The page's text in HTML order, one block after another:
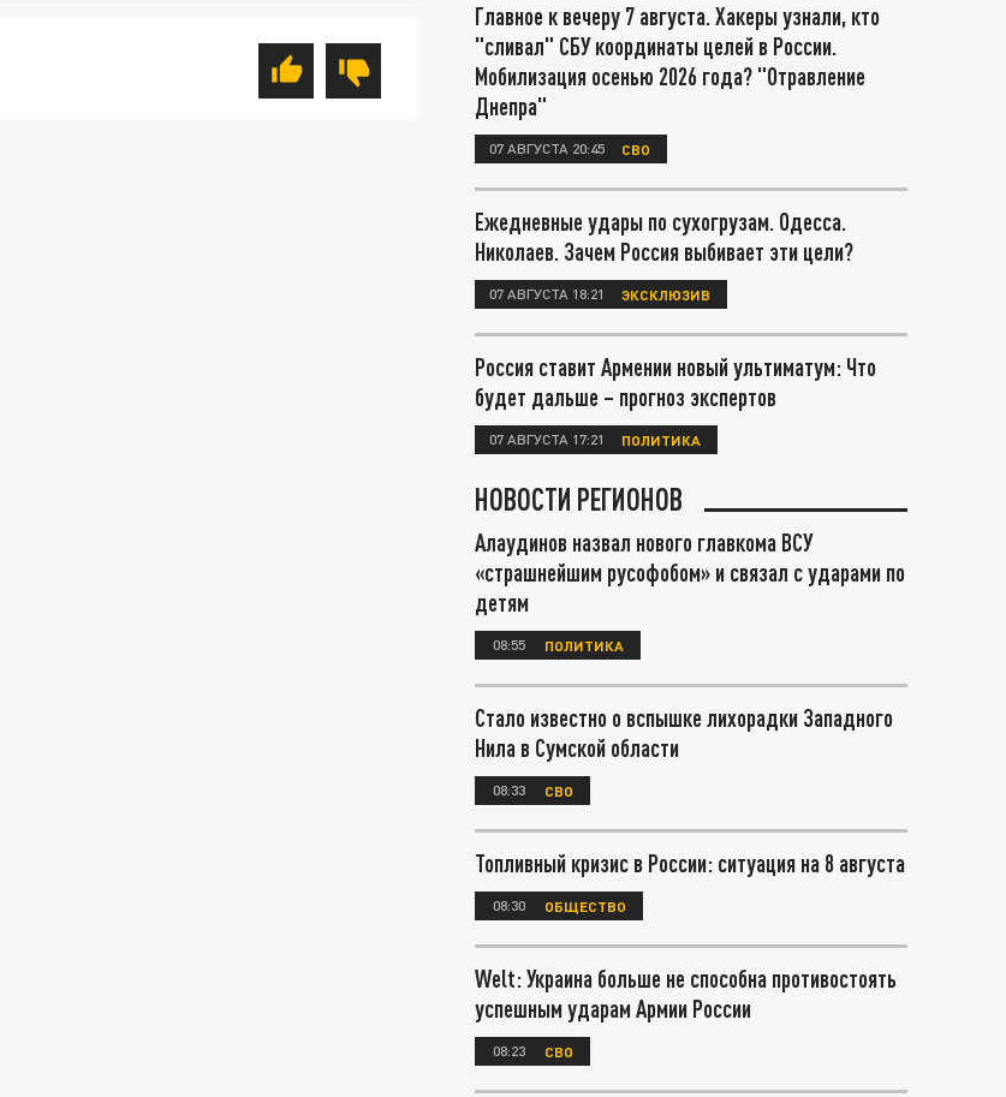
Главное к вечеру 7 августа. Хакеры узнали, кто
"сливал" СБУ координаты целей в России.
Мобилизация осенью 2026 года? "Отравление
Днепра"
07 АВГУСТА 20:45 СВО
Ежедневные удары по сухогрузам. Одесса.
Николаев. Зачем Россия выбивает эти цели?
07 АВГУСТА 18:21 ЭКСКЛЮЗИВ
Россия ставит Армении новый ультиматум: Что
будет дальше – прогноз экспертов
07 АВГУСТА 17:21 ПОЛИТИКА
НОВОСТИ РЕГИОНОВ
Алаудинов назвал нового главкома ВСУ
«страшнейшим русофобом» и связал с ударами по
детям
08:55 ПОЛИТИКА
Стало известно о вспышке лихорадки Западного
Нила в Сумской области
08:33 СВО
Топливный кризис в России: ситуация на 8 августа
08:30 ОБЩЕСТВО
Welt: Украина больше не способна противостоять
успешным ударам Армии России
08:23 СВО